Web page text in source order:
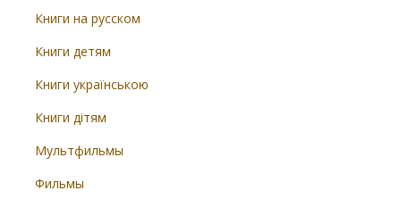
Книги на русском
Книги детям
Книги українською
Книги дітям
Мультфильмы
Фильмы